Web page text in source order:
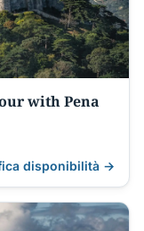
with Pena
disponibilità →